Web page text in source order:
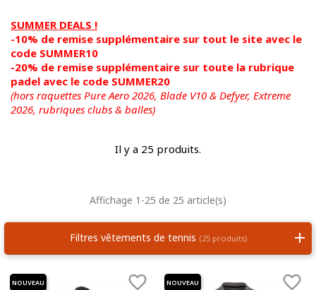
SUMMER DEALS !
-10% de remise supplémentaire sur tout le site avec le
code SUMMER10
-20% de remise supplémentaire sur toute la rubrique
padel avec le code SUMMER20
(hors raquettes Pure Aero 2026, Blade V10 & Defyer, Extreme
2026, rubriques clubs & balles)
Il y a 25 produits.
Affichage 1-25 de 25 article(s)
Filtres vêtements de tennis (25 produits)

NOUVEAU 
NOUVEAU